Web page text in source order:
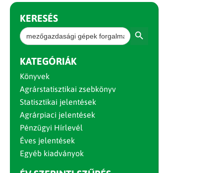
KERESÉS
Search
for:
KATEGÓRIÁK
Könyvek
Agrárstatisztikai zsebkönyv
Statisztikai jelentések
Agrárpiaci jelentések
Pénzügyi Hírlevél
Éves jelentések
Egyéb kiadványok